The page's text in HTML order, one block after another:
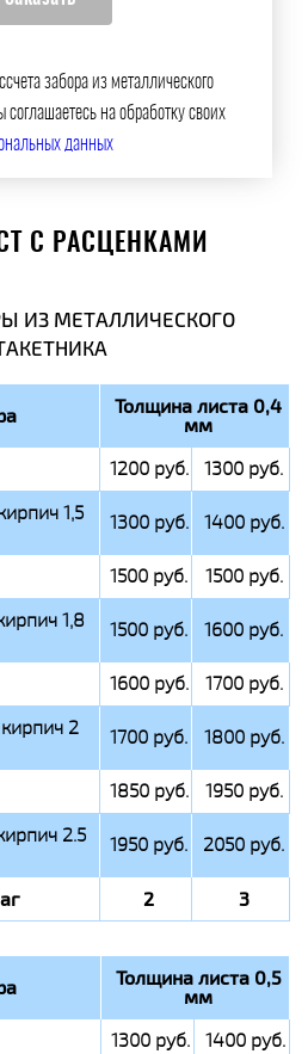
забора из металлического
соглашаетесь на обработку своих
данных
С РАСЦЕНКАМИ
ИЗ МЕТАЛЛИЧЕСКОГО
Толщина листа 0,4
мм
1200 руб.
1300 руб.
1,5
1300 руб. 1400 руб.
1500 руб.
1500 руб.
1,8
1500 руб. 1600 руб.
1600 руб.
1700 руб.
2
1700 руб. 1800 руб.
1850 руб.
1950 руб.
2.5
1950 руб. 2050 руб.
2 3
Толщина листа 0,5
мм
1300 руб.
1400 руб.